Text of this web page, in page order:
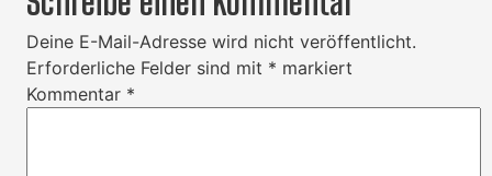
Deine E-Mail-Adresse wird nicht veröffentlicht.
Erforderliche Felder sind mit * markiert
Kommentar *